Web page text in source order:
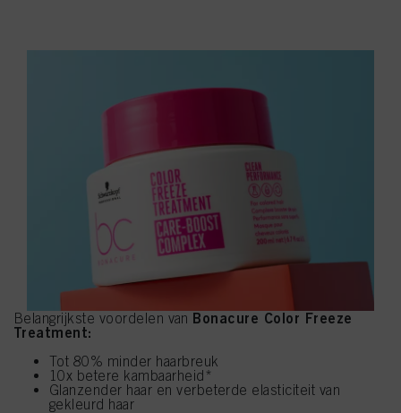
Belangrijkste voordelen van Bonacure Color Freeze
Treatment:
Tot 80% minder haarbreuk
10x betere kambaarheid*
Glanzender haar en verbeterde elasticiteit van
gekleurd haar